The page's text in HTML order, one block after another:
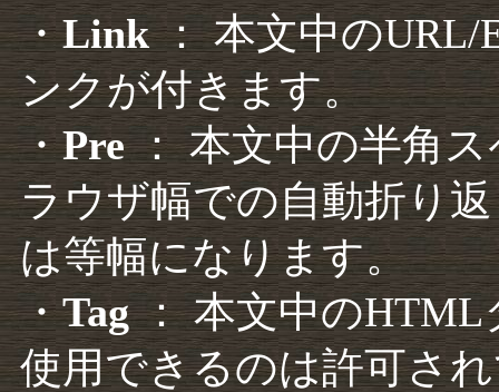
・Link： 本文中のURL/
ンクが付きます。
・Pre： 本文中の半角
ラウザ幅での自動折り
は等幅になります。
・Tag： 本文中のHTML
使用できるのは許可さ